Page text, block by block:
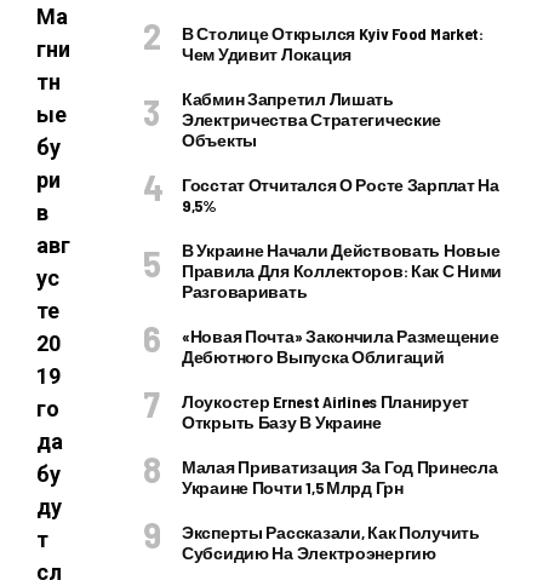
Ма
гни
тн
ые
бу
ри
в
авг
ус
те
20
19
го
да
бу
ду
т
сл
В Столице Открылся Kyiv Food Market:
Чем Удивит Локация
Кабмин Запретил Лишать
Электричества Стратегические
Объекты
Госстат Отчитался О Росте Зарплат На
9,5%
В Украине Начали Действовать Новые
Правила Для Коллекторов: Как С Ними
Разговаривать
«Новая Почта» Закончила Размещение
Дебютного Выпуска Облигаций
Лоукостер Ernest Airlines Планирует
Открыть Базу В Украине
Малая Приватизация За Год Принесла
Украине Почти 1,5 Млрд Грн
Эксперты Рассказали, Как Получить
Субсидию На Электроэнергию